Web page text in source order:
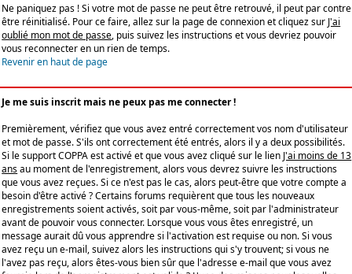
Ne paniquez pas ! Si votre mot de passe ne peut être retrouvé, il peut par contre
être réinitialisé. Pour ce faire, allez sur la page de connexion et cliquez sur J'ai
oublié mon mot de passe, puis suivez les instructions et vous devriez pouvoir
vous reconnecter en un rien de temps.
Revenir en haut de page
Je me suis inscrit mais ne peux pas me connecter !
Premièrement, vérifiez que vous avez entré correctement vos nom d'utilisateur
et mot de passe. S'ils ont correctement été entrés, alors il y a deux possibilités.
Si le support COPPA est activé et que vous avez cliqué sur le lien J'ai moins de 13
ansau moment de l'enregistrement, alors vous devrez suivre les instructions
que vous avez reçues. Si ce n'est pas le cas, alors peut-être que votre compte a
besoin d'être activé ? Certains forums requièrent que tous les nouveaux
enregistrements soient activés, soit par vous-même, soit par l'administrateur
avant de pouvoir vous connecter. Lorsque vous vous êtes enregistré, un
message aurait dû vous apprendre si l'activation est requise ou non. Si vous
avez reçu un e-mail, suivez alors les instructions qui s'y trouvent; si vous ne
l'avez pas reçu, alors êtes-vous bien sûr que l'adresse e-mail que vous avez